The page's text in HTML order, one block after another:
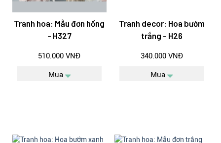
Tranh hoa: Mẫu đơn hồng
- H327
510.000 VNĐ
Mua
Tranh decor: Hoa bướm
trắng - H26
340.000 VNĐ
Mua